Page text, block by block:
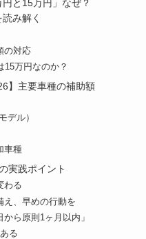
円と15万円」なぜ？
み解く
の対応
15万円なのか？
】主要車種の補助額
デル）
車種
実践ポイント
わる
え、早めの行動を
ら原則1ヶ月以内」
る